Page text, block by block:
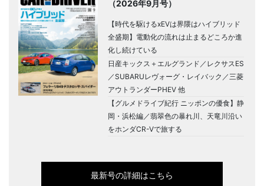
（2026年9月号）
【時代を駆けるxEVは界隈はハイブリッド
全盛期】電動化の流れは止まるどころか進
化し続けている
日産キックス＋エルグランド／レクサスES
／SUBARUレヴォーグ・レイバック／三菱
アウトランダーPHEV 他
【グルメドライブ紀行 ニッポンの優食】静
岡・浜松編／翡翠色の暴れ川、天竜川沿い
をホンダCR-Vで旅する
最新号の詳細はこちら